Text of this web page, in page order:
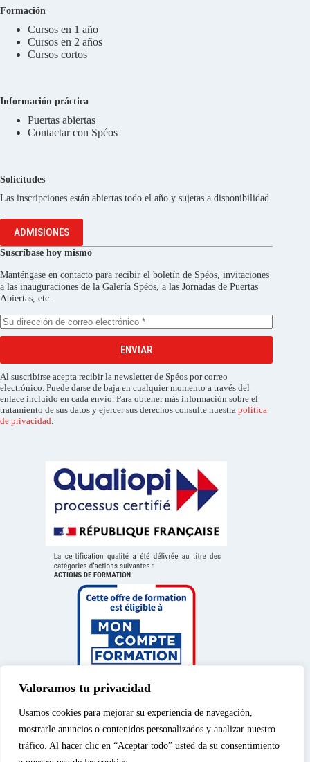
Valoramos tu privacidad
Usamos cookies para mejorar su experiencia de navegación,
mostrarle anuncios o contenidos personalizados y analizar nuestro
tráfico. Al hacer clic en “Aceptar todo” usted da su consentimiento
Formación
Cursos en 1 año
Cursos en 2 años
Cursos cortos
Información práctica
Puertas abiertas
Contactar con Spéos
Solicitudes
Las inscripciones están abiertas todo el año y sujetas a disponibilidad.
ADMISIONES
Suscríbase hoy mismo
Manténgase en contacto para recibir el boletín de Spéos, invitaciones
a las inauguraciones de la Galería Spéos, a las Jornadas de Puertas
Abiertas, etc.
ENVIAR
Al suscribirse acepta recibir la newsletter de Spéos por correo
electrónico. Puede darse de baja en cualquier momento a través del
enlace incluido en cada envío. Para obtener más información sobre el
tratamiento de sus datos y ejercer sus derechos consulte nuestra política
de privacidad.